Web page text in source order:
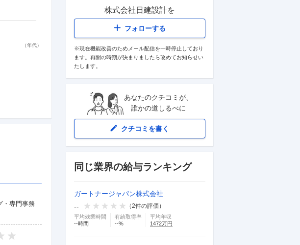
（年代）
・専門事務
株式会社日建設計を
フォローする
※現在機能改善のためメール配信を一時停止しており
ます。再開の時期が決まりましたら改めてお知らせい
たします。
あなたのクチコミが、
誰かの道しるべに
クチコミを書く
同じ業界の給与ランキング
ガートナージャパン株式会社
--
（2件の評価）
平均残業時間
--時間
有給取得率
--%
平均年収
1472万円